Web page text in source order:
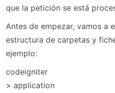
que la petición se está
Antes de empezar, vamos a
estructura de carpetas y
ejemplo:
codeigniter
> application